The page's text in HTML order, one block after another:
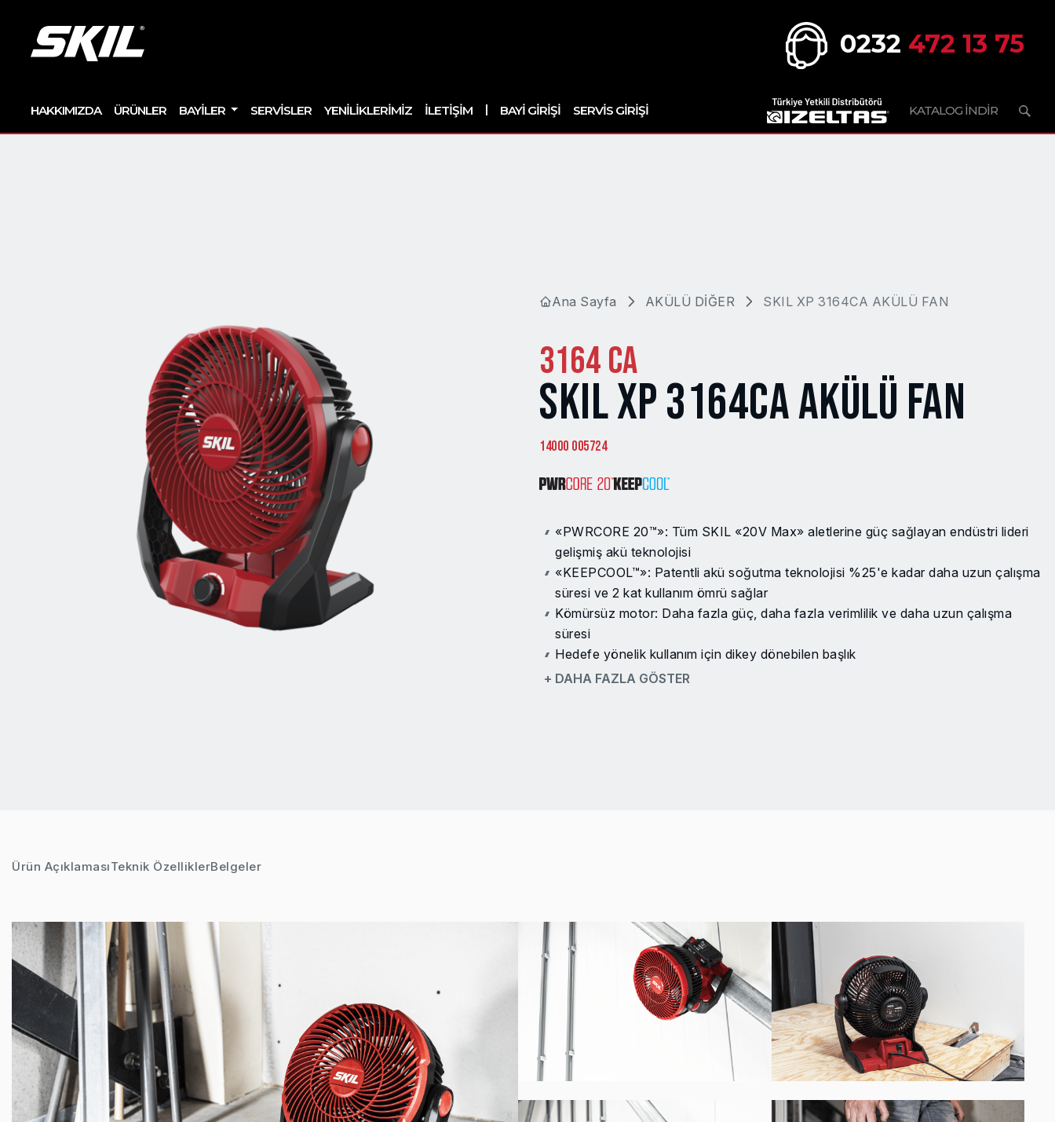
0232 472 13 75
HAKKIMIZDA ÜRÜNLER BAYILER SERVISLER YENILIKLERIMIZ İLETIŞIM | BAYI GIRIŞI SERVIS GIRIŞI KATALOG İNDİR
Ana Sayfa AKÜLÜ DİĞER SKIL XP 3164CA AKÜLÜ FAN
3164 CA
SKIL XP 3164CA AKÜLÜ FAN
14000 005724
«PWRCORE 20™»: Tüm SKIL «20V Max» aletlerine güç sağlayan endüstri lideri
gelişmiş akü teknolojisi
«KEEPCOOL™»: Patentli akü soğutma teknolojisi %25'e kadar daha uzun çalışma
süresi ve 2 kat kullanım ömrü sağlar
Kömürsüz motor: Daha fazla güç, daha fazla verimlilik ve daha uzun çalışma
süresi
Hedefe yönelik kullanım için dikey dönebilen başlık
Aküsüz kullanım için USB-C girişi
+ DAHA FAZLA GÖSTER
Ürün AçıklamasıTeknik ÖzelliklerBelgeler